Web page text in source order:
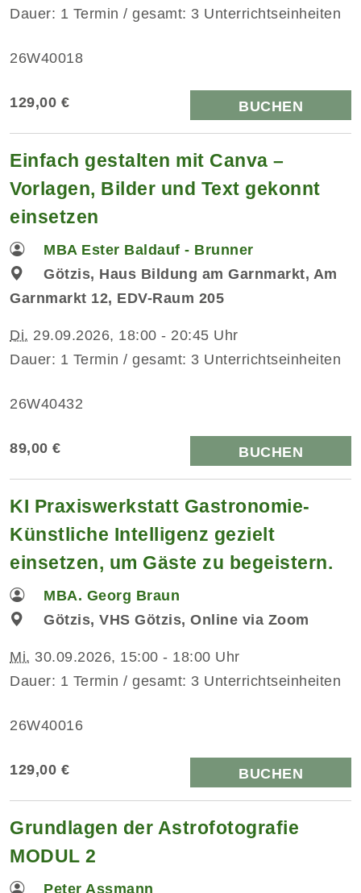
Dauer: 1 Termin / gesamt: 3 Unterrichtseinheiten
26W40018
129,00 € BUCHEN
Einfach gestalten mit Canva –
Vorlagen, Bilder und Text gekonnt
einsetzen
MBA Ester Baldauf - Brunner
Götzis, Haus Bildung am Garnmarkt, Am
Garnmarkt 12, EDV-Raum 205
Di. 29.09.2026, 18:00 - 20:45 Uhr
Dauer: 1 Termin / gesamt: 3 Unterrichtseinheiten
26W40432
89,00 € BUCHEN
KI Praxiswerkstatt Gastronomie-
Künstliche Intelligenz gezielt
einsetzen, um Gäste zu begeistern.
MBA. Georg Braun
Götzis, VHS Götzis, Online via Zoom
Mi. 30.09.2026, 15:00 - 18:00 Uhr
Dauer: 1 Termin / gesamt: 3 Unterrichtseinheiten
26W40016
129,00 € BUCHEN
Grundlagen der Astrofotografie
MODUL 2
Peter Assmann